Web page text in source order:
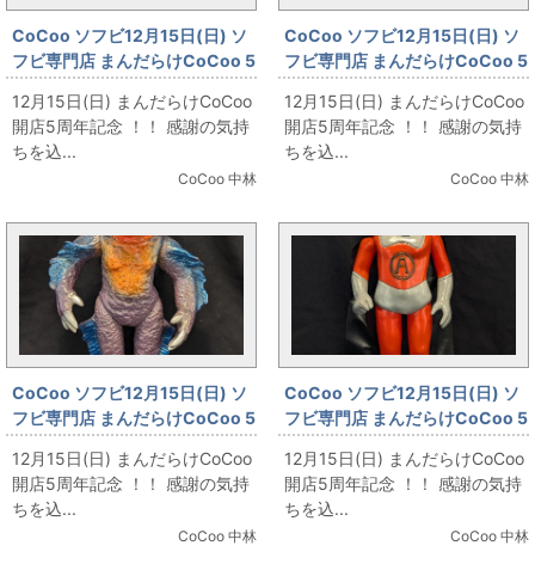
CoCoo ソフビ12月15日(日) ソ
フビ専門店 まんだらけCoCoo 5
周年記念 「ブルマァク キティフ
ァイヤー 肌色成型 220mm」
12月15日(日) まんだらけCoCoo
開店5周年記念 ！！ 感謝の気持
ちを込...
CoCoo 中林
CoCoo ソフビ12月15日(日) ソ
フビ専門店 まんだらけCoCoo 5
周年記念 「バンダイ スタンダー
ドサイズ バロム・1 面替
280mm 緑成型」
12月15日(日) まんだらけCoCoo
開店5周年記念 ！！ 感謝の気持
ちを込...
CoCoo 中林
CoCoo ソフビ12月15日(日) ソ
フビ専門店 まんだらけCoCoo 5
周年記念 「マルサン 大サイズ/
ウルトラ怪獣シリーズ ガラン星
人 濃紫成型」
12月15日(日) まんだらけCoCoo
開店5周年記念 ！！ 感謝の気持
ちを込...
CoCoo 中林
CoCoo ソフビ12月15日(日) ソ
フビ専門店 まんだらけCoCoo 5
周年記念 「マルサン マルサンの
ウルトラ怪獣/大サイズ ウルトラ
エース」
12月15日(日) まんだらけCoCoo
開店5周年記念 ！！ 感謝の気持
ちを込...
CoCoo 中林